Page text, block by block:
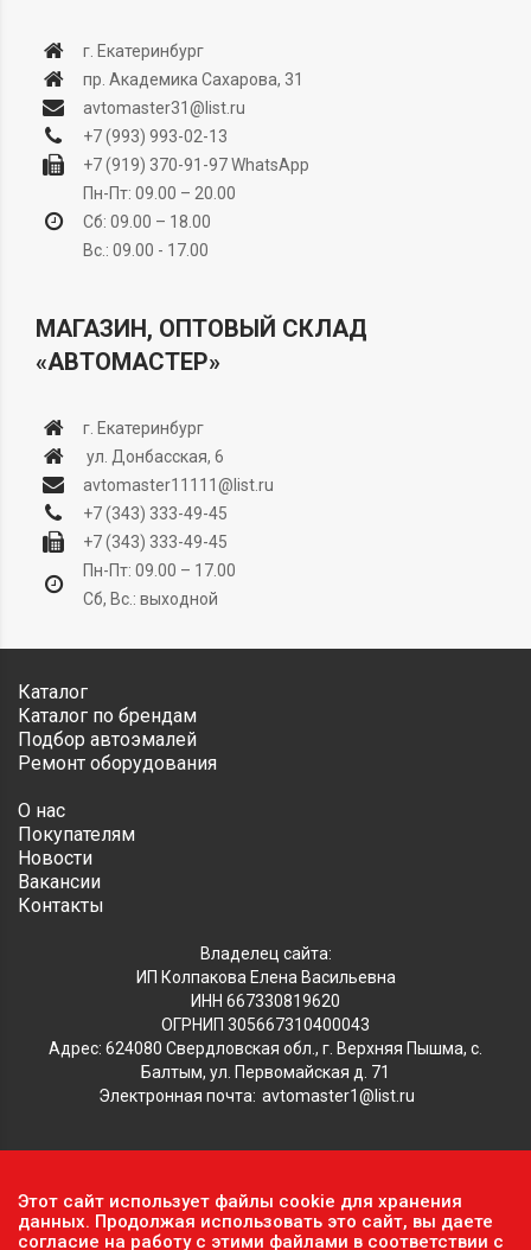
г. Екатеринбург
пр. Академика Сахарова, 31
avtomaster31@list.ru
+7 (993) 993-02-13
+7 (919) 370-91-97WhatsApp
Пн-Пт: 09.00 – 20.00
Сб: 09.00 – 18.00
Вс.: 09.00 - 17.00
МАГАЗИН, ОПТОВЫЙ СКЛАД
«АВТОМАСТЕР»
г. Екатеринбург
ул. Донбасская, 6
avtomaster11111@list.ru
+7 (343) 333-49-45
+7 (343) 333-49-45
Пн-Пт: 09.00 – 17.00
Сб, Вс.: выходной
Каталог
Каталог по брендам
Подбор автоэмалей
Ремонт оборудования
О нас
Покупателям
Новости
Вакансии
Контакты
Владелец сайта:
ИП Колпакова Елена Васильевна
ИНН 667330819620
ОГРНИП 305667310400043
Адрес: 624080 Свердловская обл., г. Верхняя Пышма, с.
Балтым, ул. Первомайская д. 71
Электронная почта: avtomaster1@list.ru
Обратите внимание, что данный сайт носит исключительно
информационный характер и ни при каких условиях не
является публичной офертой, определяемой положениями ч.2
Этот сайт использует файлы cookie для хранения
данных. Продолжая использовать это сайт, вы даете
согласие на работу с этими файлами в соответствии с